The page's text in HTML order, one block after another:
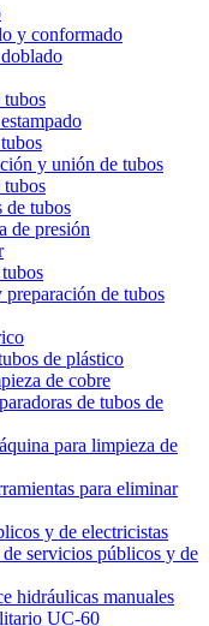
y conformado
tubos
y unión de tubos
tubos
de tubos
de presión
de tubos
de plástico
de cobre
de tubos de
para limpieza de
para eliminar
y de electricistas
servicios públicos y de
hidráulicas manuales
UC-60